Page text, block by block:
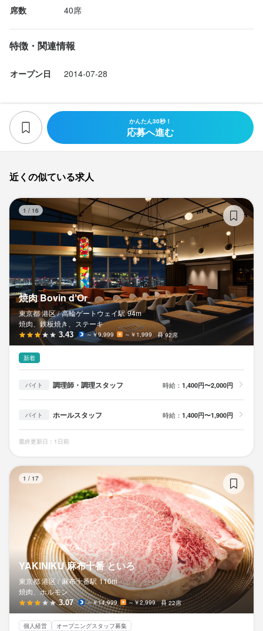
席数 40席
特徴・関連情報
オープン日 2014-07-28
かんたん30秒！
応募へ進む
近くの似ている求人
1 / 16
焼肉 Bovin d’Or
東京都 港区 / 高輪ゲートウェイ駅 94m
焼肉、鉄板焼き、ステーキ
3.43 ～￥9,999 ～￥1,999 92席
新着
バイト 調理師・調理スタッフ 時給： 1,400円〜2,000円
バイト ホールスタッフ 時給： 1,400円〜1,900円
最終更新日：1日前
1 / 17
YAKINIKU 麻布十番 といろ
東京都 港区 / 麻布十番駅 110m
焼肉、ホルモン
3.07 ～￥14,999 ～￥2,999 22席
個人経営 オープニングスタッフ募集